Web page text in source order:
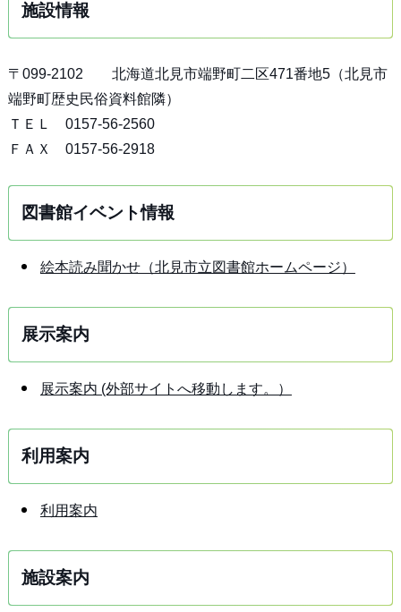
施設情報
〒099-2102 北海道北見市端野町二区471番地5（北見市
端野町歴史民俗資料館隣）
ＴＥＬ 0157-56-2560
ＦＡＸ 0157-56-2918
図書館イベント情報
絵本読み聞かせ（北見市立図書館ホームページ）
展示案内
展示案内 (外部サイトへ移動します。）
利用案内
利用案内
施設案内